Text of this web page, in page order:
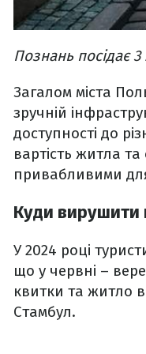
Познань посідає
Загалом міста
зручній
доступності до
вартість житла
привабливими
Куди вирушити
У 2024 році
що у червні –
квитки та житло
Стамбул.